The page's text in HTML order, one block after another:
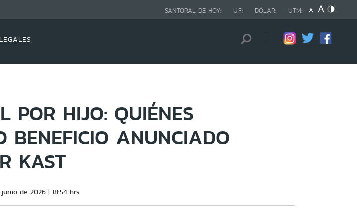
SANTORAL DE HOY: UF: DÓLAR: UTM:
POR HIJO: QUIÉNES
BENEFICIO ANUNCIADO
KAST
de 2026 18:54 hrs